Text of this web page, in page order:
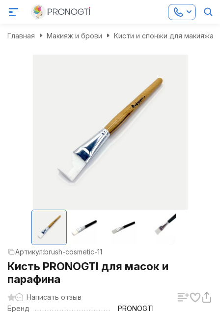
Главная Макияж и брови Кисти и спонжи для макияжа
Артикул:brush-cosmetic-11
Кисть PRONOGTI для масок и
парафина
Написать отзыв
Бренд
PRONOGTI